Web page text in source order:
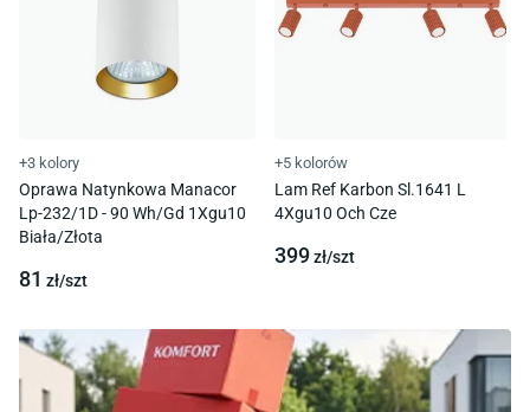
+3 kolory
Oprawa Natynkowa Manacor
Lp-232/1D - 90 Wh/Gd 1Xgu10
Biała/Złota
81 zł/szt
+5 kolorów
Lam Ref Karbon Sl.1641 L
4Xgu10 Och Cze
399zł/szt